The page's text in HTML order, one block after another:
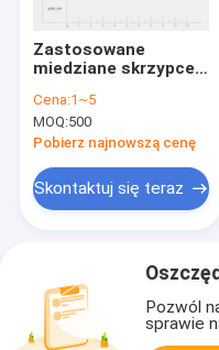
Zastosowane
miedziane skrzypce
grzejnika grzejnika
dla AMD Intel
GPU/CPU
Cena:1~5
MOQ:500
Pobierz najnowszą cenę
Skontaktuj się teraz
Pozwól
sprawie